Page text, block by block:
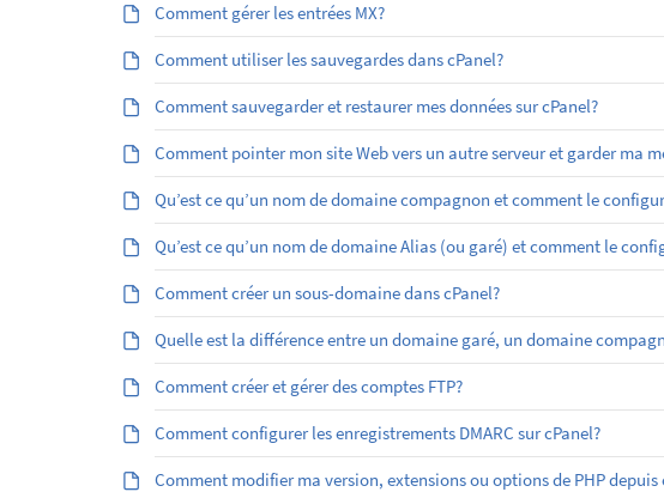
Comment gérer les entrées MX?
Comment utiliser les sauvegardes dans cPanel?
Comment sauvegarder et restaurer mes données sur cPanel?
Comment pointer mon site Web vers un autre serveur et garder ma
Qu’est ce qu’un nom de domaine compagnon et comment le
Qu’est ­ce qu’un nom de domaine Alias (ou garé) et comment le
Comment créer un sous-domaine dans cPanel?
Quelle est la différence entre un domaine garé, un domaine
Comment créer et gérer des comptes FTP?
Comment configurer les enregistrements DMARC sur cPanel?
Comment modifier ma version, extensions ou options de PHP depuis